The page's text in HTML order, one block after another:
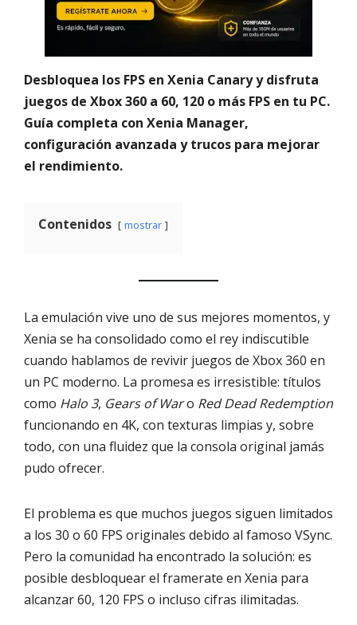
Desbloquea los FPS en Xenia Canary y disfruta
juegos de Xbox 360 a 60, 120 o más FPS en tu PC.
Guía completa con Xenia Manager,
configuración avanzada y trucos para mejorar
el rendimiento.
Contenidos mostrar
La emulación vive uno de sus mejores momentos, y
Xenia se ha consolidado como el rey indiscutible
cuando hablamos de revivir juegos de Xbox 360 en
un PC moderno. La promesa es irresistible: títulos
como Halo 3, Gears of Waro Red Dead Redemption
funcionando en 4K, con texturas limpias y, sobre
todo, con una fluidez que la consola original jamás
pudo ofrecer.
El problema es que muchos juegos siguen limitados
a los 30 o 60 FPS originales debido al famoso VSync.
Pero la comunidad ha encontrado la solución: es
posible desbloquear el framerate en Xenia para
alcanzar 60, 120 FPS o incluso cifras ilimitadas.